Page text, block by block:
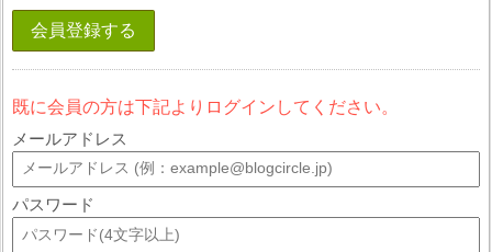
会員登録する
既に会員の方は下記よりログインしてください。
メールアドレス
パスワード